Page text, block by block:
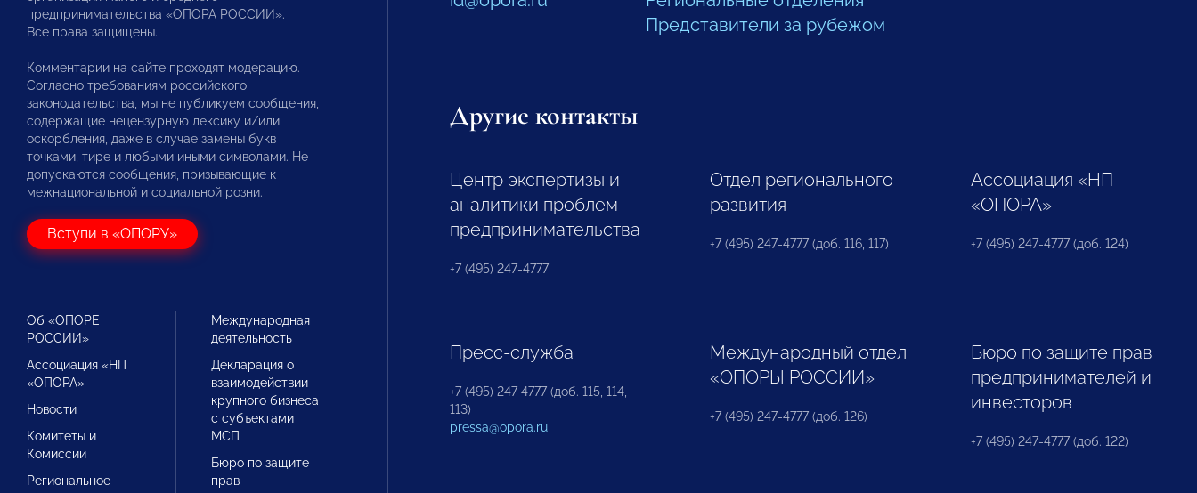
предпринимательства «ОПОРА РОССИИ».
Все права защищены.
Комментарии на сайте проходят модерацию.
Согласно требованиям российского
законодательства, мы не публикуем сообщения,
содержащие нецензурную лексику и/или
оскорбления, даже в случае замены букв
точками, тире и любыми иными символами. Не
допускаются сообщения, призывающие к
межнациональной и социальной розни.
Вступи в «ОПОРУ»
Об «ОПОРЕ
РОССИИ»
Ассоциация «НП
«ОПОРА»
Новости
Комитеты и
Комиссии
Региональное
Международная
деятельность
Декларация о
взаимодействии
крупного бизнеса
с субъектами
МСП
Бюро по защите
прав
Представители за рубежом
Другие контакты
Центр экспертизы и
аналитики проблем
предпринимательства
+7 (495) 247-4777
Отдел регионального
развития
+7 (495) 247-4777 (доб. 116, 117)
Ассоциация «НП
«ОПОРА»
+7 (495) 247-4777 (доб. 124)
Пресс-служба
+7 (495) 247 4777 (доб. 115, 114,
113)
pressa@opora.ru
Международный отдел
«ОПОРЫ РОССИИ»
+7 (495) 247-4777 (доб. 126)
Бюро по защите прав
предпринимателей и
инвесторов
+7 (495) 247-4777 (доб. 122)